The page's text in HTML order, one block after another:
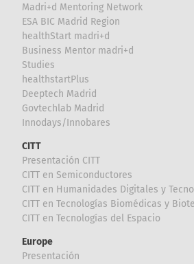
Madri+d Mentoring Network
ESA BIC Madrid Region
healthStart madri+d
Business Mentor madri+d
Studies
healthstartPlus
Deeptech Madrid
Govtechlab Madrid
Innodays/Innobares
CITT
Presentación CITT
CITT en Semiconductores
CITT en Humanidades Digitales y
CITT en Tecnologías Biomédicas y
CITT en Tecnologías del Espacio
Europe
Presentación